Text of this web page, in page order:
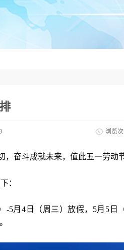
浏览
，奋斗成就未来，值此五一劳动
下：
-5月4日（周三）放假，5月5